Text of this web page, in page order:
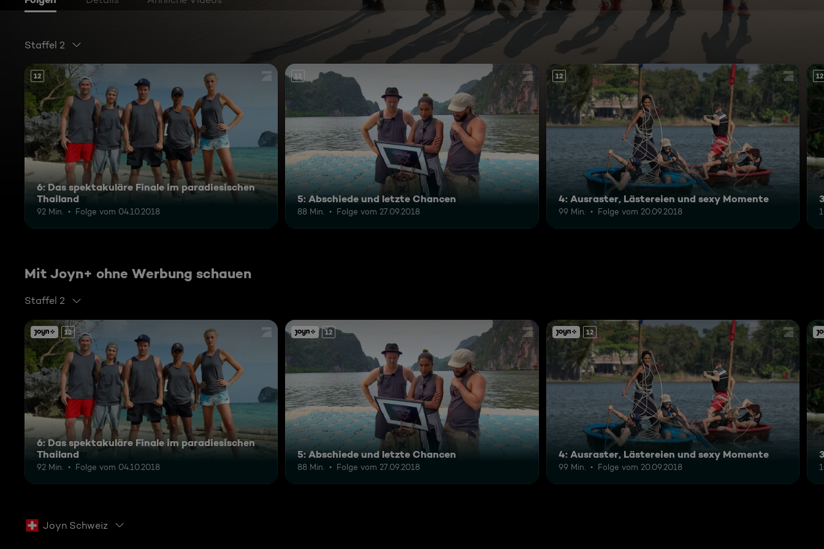
Staffel 2
12
6: Das spektakuläre Finale im paradiesischen
Thailand
92 Min. Folge vom 04.10.2018
12
5: Abschiede und letzte Chancen
88 Min. Folge vom 27.09.2018
12
4: Ausraster, Lästereien und sexy Momente
99 Min. Folge vom 20.09.2018
12
Mit Joyn+ ohne Werbung schauen
Staffel 2
12
6: Das spektakuläre Finale im paradiesischen
Thailand
92 Min. Folge vom 04.10.2018
12
5: Abschiede und letzte Chancen
88 Min. Folge vom 27.09.2018
12
4: Ausraster, Lästereien und sexy Momente
99 Min. Folge vom 20.09.2018
Joyn Schweiz